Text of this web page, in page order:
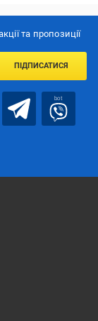
та пропозиції
ПІДПИСАТИСЯ
bot